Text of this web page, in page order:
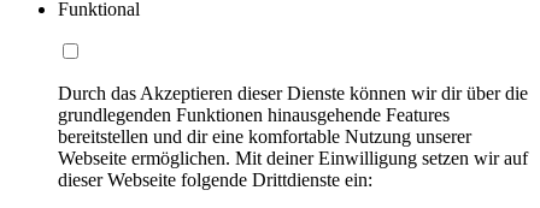
Funktional
Durch das Akzeptieren dieser Dienste können wir dir über die
grundlegenden Funktionen hinausgehende Features
bereitstellen und dir eine komfortable Nutzung unserer
Webseite ermöglichen. Mit deiner Einwilligung setzen wir auf
dieser Webseite folgende Drittdienste ein: